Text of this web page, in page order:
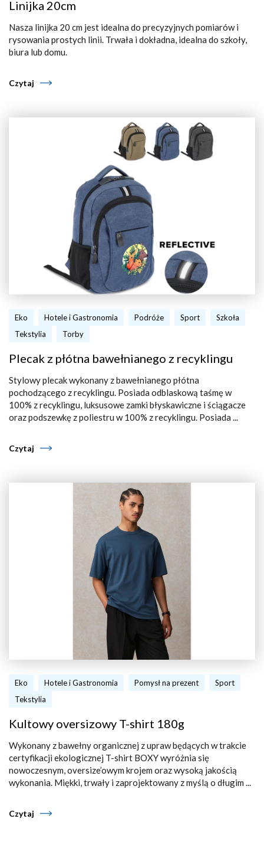
Linijka 20cm
Nasza linijka 20 cm jest idealna do precyzyjnych pomiarów i
rysowania prostych linii. Trwała i dokładna, idealna do szkoły,
biura lub domu.
Czytaj
Eko Hotele i Gastronomia Podróże Sport
Szkoła
Tekstylia
Torby
Plecak z płótna bawełnianego z recyklingu
Stylowy plecak wykonany z bawełnianego płótna
pochodzącego z recyklingu. Posiada odblaskową taśmę w
100% z recyklingu, luksusowe zamki błyskawiczne i ściągacze
oraz podszewkę z poliestru w 100% z recyklingu. Posiada ...
Czytaj
Eko Hotele i Gastronomia Pomysł na prezent
Sport
Tekstylia
Kultowy oversizowy T-shirt 180g
Wykonany z bawełny organicznej z upraw będących w trakcie
certyfikacji ekologicznej T-shirt BOXY wyróżnia się
nowoczesnym, oversize’owym krojem oraz wysoką jakością
wykonania. Miękki, trwały i zaprojektowany z myślą o długim ...
Czytaj